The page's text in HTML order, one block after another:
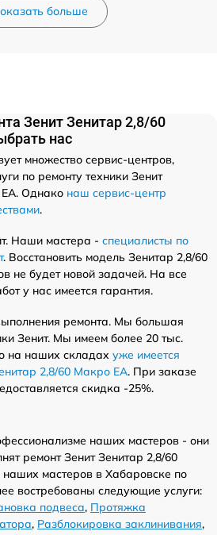
больше
Зенит Зенитар 2,8/60
нас
множество сервис-центров,
по ремонту техники Зенит
Однако наш сервис-центр
.
Наши мастера - специалисты по
. Восстановить модель Зенитар 2,8/60
не будет новой задачей. На все
у нас имеется гарантия.
ремонта. Мы большая
Зенит. Мы имеем более 20 тыс.
на наших складах уже имеется
2,8/60 Макро ЕА. При заказе
скидка -25%.
наших мастеров - они
ремонт Зенит Зенитар 2,8/60
мастеров в Хабаровске по
востребованы следующие услуги:
подвеса, Протяжка
, Разблокировка заклинивания,